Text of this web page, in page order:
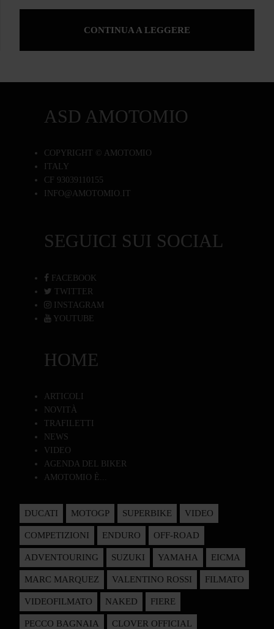
CONTINUA A LEGGERE
ASD AMOTOMIO
COPYRIGHT © AMOTOMIO
ITALY
CF 93039110155
INFO@AMOTOMIO.IT
SEGUICI SUI SOCIAL
FACEBOOK
TWITTER
INSTAGRAM
YOUTUBE
HOME
ARTICOLI
NOVITÀ
TRAFILETTI
NEWS
VIDEO
AGENDA DEL BIKER
AMOTOMIO È...
DUCATI MOTOGP SUPERBIKE VIDEO
COMPETIZIONI ENDURO OFF-ROAD
ADVENTOURING SUZUKI YAMAHA EICMA
MARC MARQUEZ VALENTINO ROSSI FILMATO
VIDEOFILMATO NAKED FIERE
PECCO BAGNAIA CLOVER OFFICIAL